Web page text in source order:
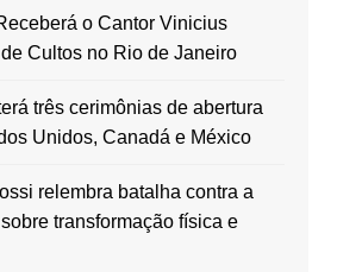
o Cantor Vinicius
Cultos no Rio de Janeiro
três cerimônias de abertura
Unidos, Canadá e México
relembra batalha contra a
transformação física e